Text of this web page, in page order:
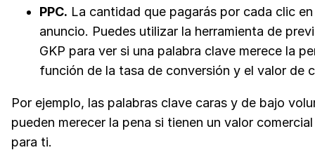
PPC. La cantidad que pagarás por cada clic
anuncio. Puedes utilizar la herramienta de
GKP para ver si una palabra clave merece la
función de la tasa de conversión y el valor de
Por ejemplo, las palabras clave caras y de bajo
pueden merecer la pena si tienen un valor
para ti.